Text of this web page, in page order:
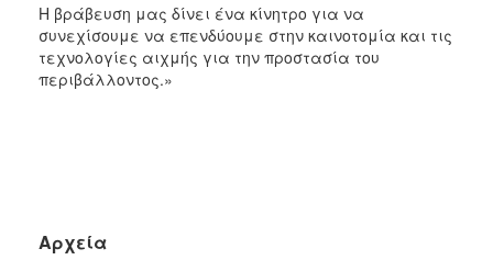
Η βράβευση μας δίνει ένα κίνητρο για να
συνεχίσουμε να επενδύουμε στην καινοτομία και τις
τεχνολογίες αιχμής για την προστασία του
περιβάλλοντος.»
Αρχεία